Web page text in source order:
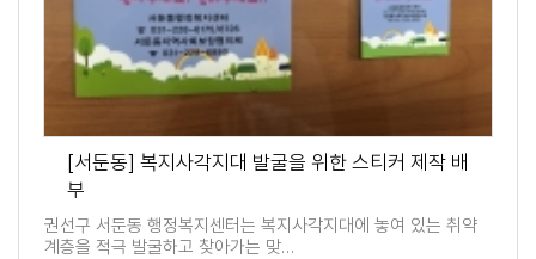
[서둔동] 복지사각지대 발굴을 위한 스티커 제작 배
부
권선구 서둔동 행정복지센터는 복지사각지대에 놓여 있는 취약
계층을 적극 발굴하고 찾아가는 맞…